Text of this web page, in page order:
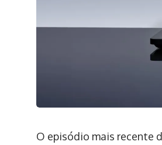
O episódio mais recente